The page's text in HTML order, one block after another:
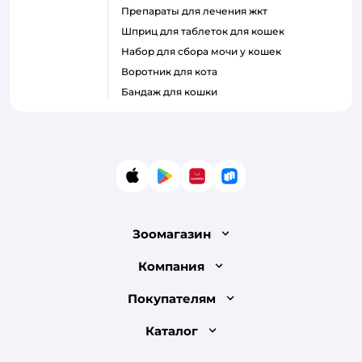
препараты для лечения жкт
шприц для таблеток для кошек
набор для сбора мочи у кошек
воротник для кота
бандаж для кошки
App StoreGoogle Play
AppGallery
RuStore
Зоомагазин
Лицензия
Доставка и оплата
Обмен и возврат товара
Компания
О компании
Инвесторам
Покупателям
Бонусные карты
Каталог